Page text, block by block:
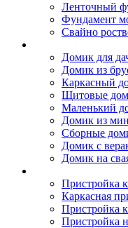
Ленточный
Фундамент
Свайно
Домик для
Домик из
Каркасный
Щитовые
Маленький
Домик из
Сборные
Домик с
Домик на
Пристройка
Каркасная
Пристройка
Пристройка